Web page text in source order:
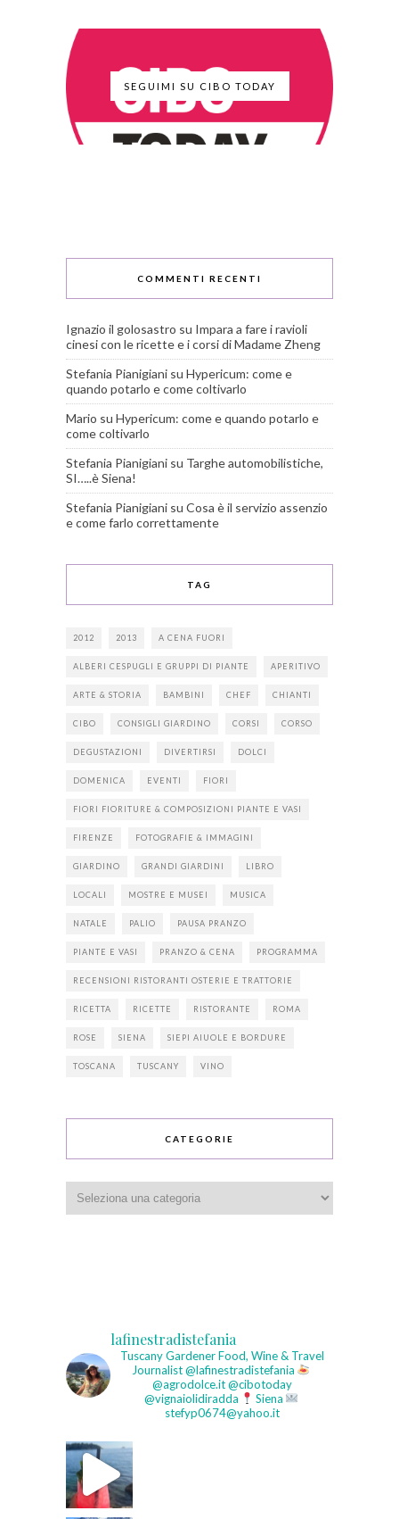
SEGUIMI SU CIBO TODAY
COMMENTI RECENTI
Ignazio il golosastro su Impara a fare i ravioli
cinesi con le ricette e i corsi di Madame Zheng
Stefania Pianigiani su Hypericum: come e
quando potarlo e come coltivarlo
Mario su Hypericum: come e quando potarlo e
come coltivarlo
Stefania Pianigiani su Targhe automobilistiche,
SI…..è Siena!
Stefania Pianigiani su Cosa è il servizio assenzio
e come farlo correttamente
TAG
2012 2013 A CENA FUORI
ALBERI CESPUGLI E GRUPPI DI PIANTE APERITIVO
ARTE & STORIA BAMBINI CHEF CHIANTI
CIBO CONSIGLI GIARDINO CORSI CORSO
DEGUSTAZIONI DIVERTIRSI DOLCI
DOMENICA EVENTI FIORI
FIORI FIORITURE & COMPOSIZIONI PIANTE E VASI
FIRENZE FOTOGRAFIE & IMMAGINI
GIARDINO GRANDI GIARDINI LIBRO
LOCALI MOSTRE E MUSEI MUSICA
NATALE PALIO PAUSA PRANZO
PIANTE E VASI PRANZO & CENA PROGRAMMA
RECENSIONI RISTORANTI OSTERIE E TRATTORIE
RICETTA RICETTE RISTORANTE ROMA
ROSE SIENA SIEPI AIUOLE E BORDURE
TOSCANA TUSCANY VINO
CATEGORIE
lafinestradistefania
Tuscany GardenerFood, Wine & Travel
Journalist@lafinestradistefania
@agrodolce.it @cibotoday
@vignaiolidiradda
Siena
stefyp0674@yahoo.it